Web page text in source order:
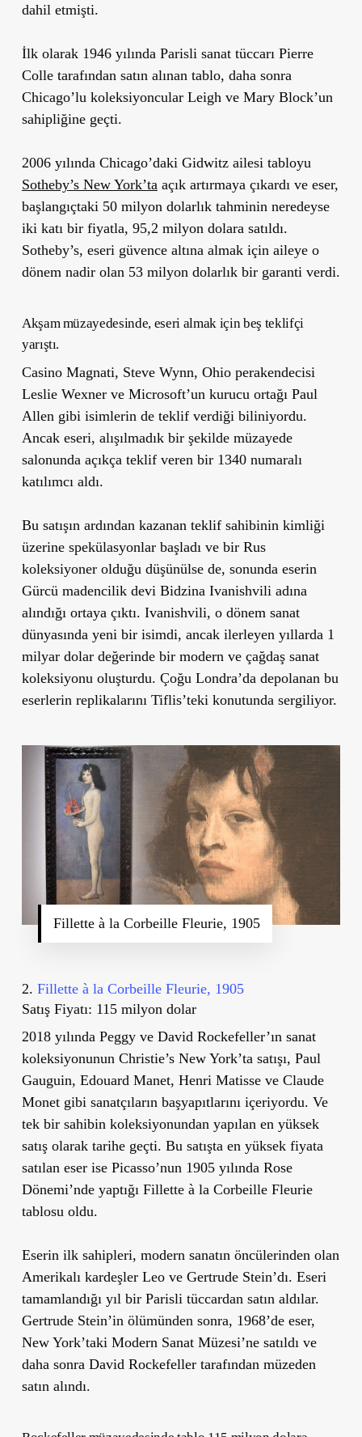
dahil etmişti.
İlk olarak 1946 yılında Parisli sanat tüccarı Pierre
Colle tarafından satın alınan tablo, daha sonra
Chicago’lu koleksiyoncular Leigh ve Mary Block’un
sahipliğine geçti.
2006 yılında Chicago’daki Gidwitz ailesi tabloyu
Sotheby’s New York’ta açık artırmaya çıkardı ve eser,
başlangıçtaki 50 milyon dolarlık tahminin neredeyse
iki katı bir fiyatla, 95,2 milyon dolara satıldı.
Sotheby’s, eseri güvence altına almak için aileye o
dönem nadir olan 53 milyon dolarlık bir garanti verdi.
Akşam müzayedesinde, eseri almak için beş teklifçi
yarıştı.
Casino Magnati, Steve Wynn, Ohio perakendecisi
Leslie Wexner ve Microsoft’un kurucu ortağı Paul
Allen gibi isimlerin de teklif verdiği biliniyordu.
Ancak eseri, alışılmadık bir şekilde müzayede
salonunda açıkça teklif veren bir 1340 numaralı
katılımcı aldı.
Bu satışın ardından kazanan teklif sahibinin kimliği
üzerine spekülasyonlar başladı ve bir Rus
koleksiyoner olduğu düşünülse de, sonunda eserin
Gürcü madencilik devi Bidzina Ivanishvili adına
alındığı ortaya çıktı. Ivanishvili, o dönem sanat
dünyasında yeni bir isimdi, ancak ilerleyen yıllarda 1
milyar dolar değerinde bir modern ve çağdaş sanat
koleksiyonu oluşturdu. Çoğu Londra’da depolanan bu
eserlerin replikalarını Tiflis’teki konutunda sergiliyor.
Fillette à la Corbeille Fleurie, 1905
2. Fillette à la Corbeille Fleurie, 1905
Satış Fiyatı: 115 milyon dolar
2018 yılında Peggy ve David Rockefeller’ın sanat
koleksiyonunun Christie’s New York’ta satışı, Paul
Gauguin, Edouard Manet, Henri Matisse ve Claude
Monet gibi sanatçıların başyapıtlarını içeriyordu. Ve
tek bir sahibin koleksiyonundan yapılan en yüksek
satış olarak tarihe geçti. Bu satışta en yüksek fiyata
satılan eser ise Picasso’nun 1905 yılında Rose
Dönemi’nde yaptığı Fillette à la Corbeille Fleurie
tablosu oldu.
Eserin ilk sahipleri, modern sanatın öncülerinden olan
Amerikalı kardeşler Leo ve Gertrude Stein’dı. Eseri
tamamlandığı yıl bir Parisli tüccardan satın aldılar.
Gertrude Stein’in ölümünden sonra, 1968’de eser,
New York’taki Modern Sanat Müzesi’ne satıldı ve
daha sonra David Rockefeller tarafından müzeden
satın alındı.